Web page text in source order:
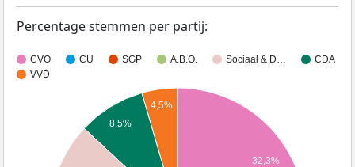
Percentage stemmen per partij:
CVO CU SGP A.B.O. Sociaal & D…
CDA
VVD
32,3%
4,5%
8,5%